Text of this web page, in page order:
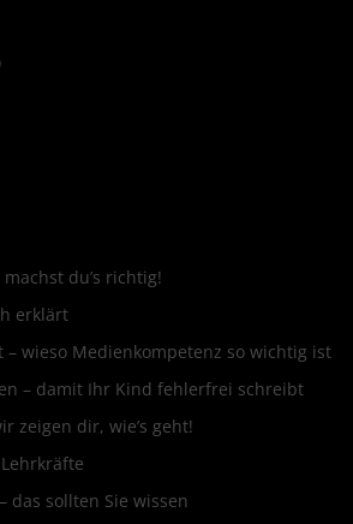
du’s richtig!
erklärt
wieso Medienkompetenz so wichtig ist
– damit Ihr Kind fehlerfrei schreibt
zeigen dir, wie’s geht!
das sollten Sie wissen